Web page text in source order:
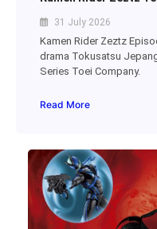
31 July 2026
Kamen Rider Zeztz
drama Tokusatsu
Series Toei Company.
Read More